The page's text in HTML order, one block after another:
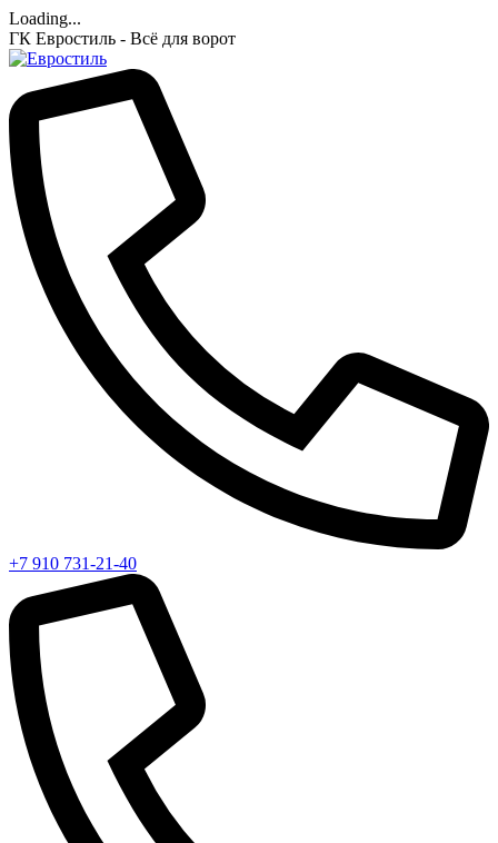
Loading...
ГК Евростиль - Всё для ворот
+7 910 731-21-40